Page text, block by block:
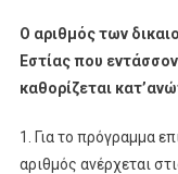
Ο αριθμός των
Εστίας που
καθορίζεται
1. Για το πρόγραμμα
αριθμός ανέρχεται